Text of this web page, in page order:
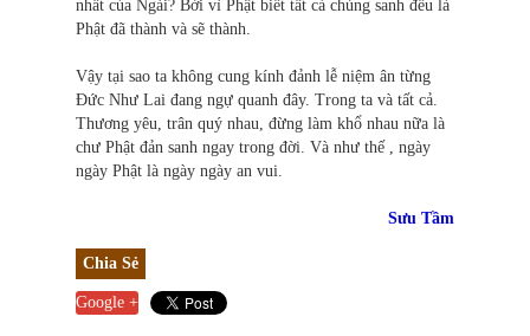
nhất của Ngài? Bởi vì Phật biết tất cả chúng sanh đều là
Phật đã thành và sẽ thành.
Vậy tại sao ta không cung kính đảnh lễ niệm ân từng
Ðức Như Lai đang ngự quanh đây. Trong ta và tất cả.
Thương yêu, trân quý nhau, đừng làm khổ nhau nữa là
chư Phật đản sanh ngay trong đời. Và như thế , ngày
ngày Phật là ngày ngày an vui.
Sưu Tầm
Chia Sẻ
Google +